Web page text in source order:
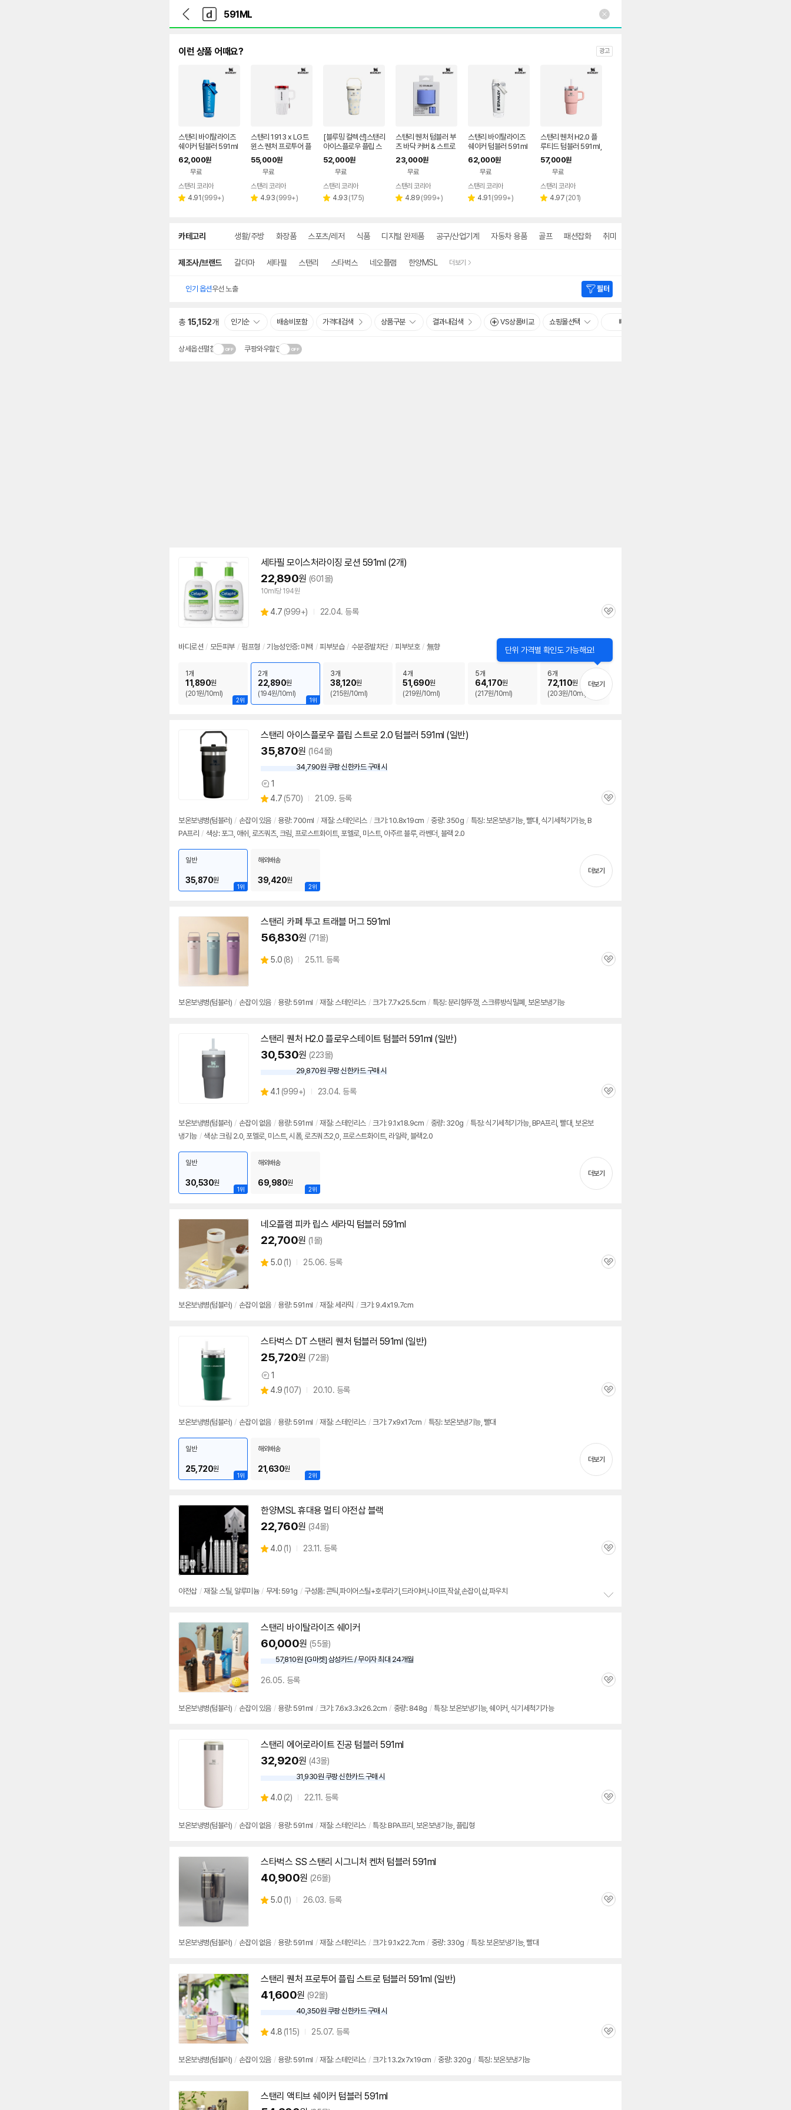
다
나
와
가
다
와
인
이런 상품 어때요? 광고
스탠리 바이탈라이즈
쉐이커 텀블러 591ml
+ 컨테이너 103ml, 아
주르 블루
62,000원
무료
스탠리 코리아
별 4.91 리
(999+)
스탠리 1913 x LG트
윈스 퀜처 프로투어 플
립 스트로 텀블러 591
ml, 엘지 스트라이프
55,000원
무료
스탠리 코리아
별 4.93 리
(999+)
[블루밍 컬렉션]스탠리
아이스플로우 플립 스
트로 2.0 텀블러 591
ml, 앤티크 플로렛츠
52,000원
무료
스탠리 코리아
별 4.93 리
(175)
스탠리 퀜처 텀블러 부
츠 바닥 커버 & 스트로
캡 887ml / 591ml,
하이드렌지아
23,000원
무료
스탠리 코리아
별 4.89 리
(999+)
스탠리 바이탈라이즈
쉐이커 텀블러 591ml
+ 컨테이너 103ml, 초
크 화이트
62,000원
무료
스탠리 코리아
별 4.91 리
(999+)
스탠리 퀜처 H2.0 플
루티드 텀블러 591ml,
피치 로즈 글로스
57,000원
무료
스탠리 코리아
별 4.97 리
(201)
카테고리 생활/주방 화장품 스포츠/레저 식품 디지털 완제품 공구/산업기계 자동차 용품 골프 패션잡화 취미
제조사/브랜드 갈더마 세타필 스탠리 스타벅스 네오플램 한양MSL 더보기
인기 옵션우선 노출 필터
총 15,152개 인기순 배송비포함 가격대검색 상품구분 결과내검색 VS상품비교 쇼핑몰선택 빠른배송
상세옵션펼침 쿠팡와우할인
세타필 모이스처라이징 로션 591ml (2개)
22,890원 (601몰)
10ml당 194원
별
4.7 (상
뷰
999+) 22.04. 등록
관
바디로션 / 모든피부 / 펌프형 / 기능성인증: 미백 / 피부보습 / 수분증발차단 / 피부보호 / 無향
2위
1개
11,890원
(201원/10ml)
1위
2개
22,890원
(194원/10ml)
3개
38,120원
(215원/10ml)
4개
51,690원
(219원/10ml)
5개
64,170원
(217원/10ml)
6개
72,110원
(203원/10ml)
단위 가격별 확인도 가능해요!
기
더보기
스탠리 아이스플로우 플립 스트로 2.0 텀블러 591ml (일반)
35,870원 (164몰)
우
할
인
34,790원 쿠팡 신한카드 구매 시
상
품
견
1
별
점
4.7 (상
리
뷰
570) 21.09. 등록
관
보온보냉병(텀블러) / 손잡이 있음 / 용량: 700ml / 재질: 스테인리스 / 크기: 10.8x19cm / 중량: 350g / 특징: 보온보냉기능, 빨대, 식기세척기가능, B
PA프리 / 색상: 포그, 애쉬, 로즈쿼츠, 크림, 프로스트화이트, 포멜로, 미스트, 아주르 블루, 라벤더, 블랙 2.0
1위
일반
35,870원
2위
해외배송
39,420원
더보기
스탠리 카페 투고 트래블 머그 591ml
56,830원 (71몰)
별
5.0 (상
뷰
8) 25.11. 등록
관
보온보냉병(텀블러) / 손잡이 있음 / 용량: 591ml / 재질: 스테인리스 / 크기: 7.7x25.5cm / 특징: 분리형뚜껑, 스크류방식밀폐, 보온보냉기능
스탠리 퀜처 H2.0 플로우스테이트 텀블러 591ml (일반)
30,530원 (223몰)
할
29,870원 쿠팡 신한카드 구매 시
별
4.1 (상
999+) 23.04. 등록
관
보온보냉병(텀블러) / 손잡이 없음 / 용량: 591ml / 재질: 스테인리스 / 크기: 9.1x18.9cm / 중량: 320g / 특징: 식기세척기가능, BPA프리, 빨대, 보온보
냉기능 / 색상: 크림 2.0, 포멜로, 미스트, 시폼, 로츠쿼츠2,0, 프로스트화이트, 라일락, 블랙2.0
1위
일반
30,530원
2위
해외배송
69,980원
더보기
네오플램 피카 립스 세라믹 텀블러 591ml
22,700원 (1몰)
별
5.0 (상
뷰
1) 25.06. 등록
관
보온보냉병(텀블러) / 손잡이 없음 / 용량: 591ml / 재질: 세라믹 / 크기: 9.4x19.7cm
스타벅스 DT 스탠리 퀜처 텀블러 591ml (일반)
25,720원 (72몰)
상
품
1
별
4.9 (상
뷰
107) 20.10. 등록
관
보온보냉병(텀블러) / 손잡이 없음 / 용량: 591ml / 재질: 스테인리스 / 크기: 7x9x17cm / 특징: 보온보냉기능, 빨대
1위
일반
25,720원
2위
해외배송
21,630원
더보기
한양MSL 휴대용 멀티 야전삽 블랙
22,760원 (34몰)
별
4.0 (상
뷰
1) 23.11. 등록
관
야전삽 / 재질: 스틸, 알루미늄 / 무게: 591g / 구성품: 콘틱,파이어스틸+호루라기,드라이버,나이프,작살,손잡이,삽,파우치
스탠리 바이탈라이즈 쉐이커
60,000원 (55몰)
57,810원 [G마켓] 삼성카드 / 무이자 최대 24개월
26.05. 등록
관
보온보냉병(텀블러) / 손잡이 있음 / 용량: 591ml / 크기: 7.6x3.3x26.2cm / 중량: 848g / 특징: 보온보냉기능, 쉐이커, 식기세척기가능
스탠리 에어로라이트 진공 텀블러 591ml
32,920원 (43몰)
할
가
31,930원 쿠팡 신한카드 구매 시
별
4.0 (상
리
2) 22.11. 등록
관
보온보냉병(텀블러) / 손잡이 없음 / 용량: 591ml / 재질: 스테인리스 / 특징: BPA프리, 보온보냉기능, 플립형
스타벅스 SS 스탠리 시그니처 켄처 텀블러 591ml
40,900원 (26몰)
별
5.0 (상
뷰
1) 26.03. 등록
관
보온보냉병(텀블러) / 손잡이 없음 / 용량: 591ml / 재질: 스테인리스 / 크기: 9.1x22.7cm / 중량: 330g / 특징: 보온보냉기능, 빨대
스탠리 퀜처 프로투어 플립 스트로 텀블러 591ml (일반)
41,600원 (92몰)
할
가
40,350원 쿠팡 신한카드 구매 시
별
4.8 (상
리
115) 25.07. 등록
관
보온보냉병(텀블러) / 손잡이 있음 / 용량: 591ml / 재질: 스테인리스 / 크기: 13.2x7x19cm / 중량: 320g / 특징: 보온보냉기능
스탠리 액티브 쉐이커 텀블러 591ml